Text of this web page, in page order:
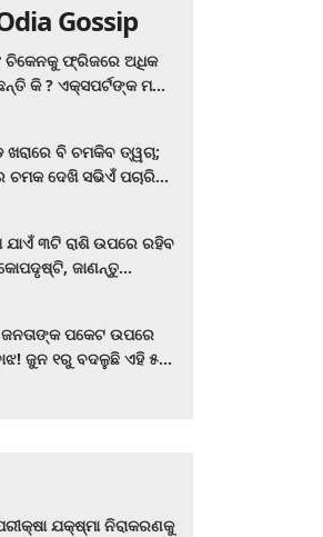
Gossip
ଚିକେନକୁ ଫ୍ରିଜରେ ଅଧିକ
କି ? ଏକ୍ସପର୍ଟଙ୍କ ମତ
ବି ଚମକିବ ତ୍ୱଚା;
ଚମକ ଦେଖି ସଭିଏଁ ପଚାରିବେ
ଯାଏଁ ୩ଟି ରାଶି ଉପରେ ରହିବ
ଜାଣନ୍ତୁ
ଜନତାଙ୍କ ପକେଟ ଉପରେ
ଜୁନ ୧ରୁ ବଦଳୁଛି ଏହି ୫
ଯକ୍ଷ୍ମା ନିରାକରଣକୁ